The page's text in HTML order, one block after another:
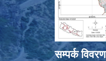
सम्पर्क विवरण